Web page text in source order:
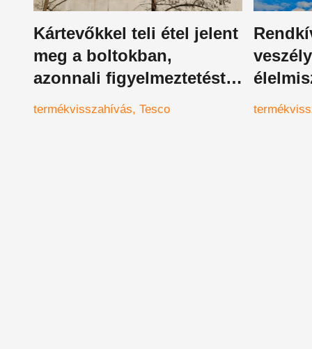
Kártevőkkel teli étel jelent
meg a boltokban,
azonnali figyelmeztetést
adott ki a Tesco
termékvisszahívás Tesco